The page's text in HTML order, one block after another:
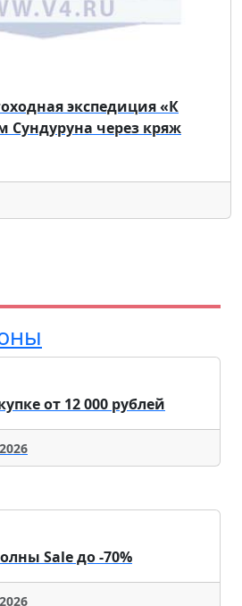
экспедиция «К
через кряж
от 12 000 рублей
Sale до -70%